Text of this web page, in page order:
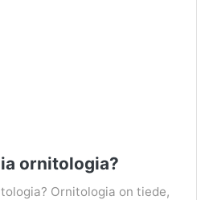
ornitologia?
Ornitologia on tiede,